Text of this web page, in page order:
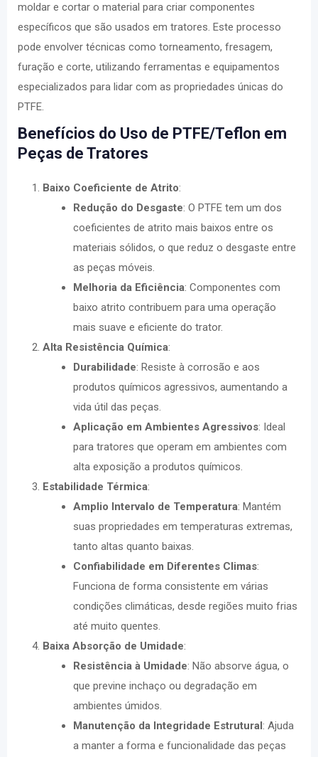
moldar e cortar o material para criar componentes
específicos que são usados em tratores. Este processo
pode envolver técnicas como torneamento, fresagem,
furação e corte, utilizando ferramentas e equipamentos
especializados para lidar com as propriedades únicas do
PTFE.
Benefícios do Uso de PTFE/Teflon em
Peças de Tratores
Baixo Coeficiente de Atrito:
Redução do Desgaste: O PTFE tem um dos
coeficientes de atrito mais baixos entre os
materiais sólidos, o que reduz o desgaste entre
as peças móveis.
Melhoria da Eficiência: Componentes com
baixo atrito contribuem para uma operação
mais suave e eficiente do trator.
Alta Resistência Química:
Durabilidade: Resiste à corrosão e aos
produtos químicos agressivos, aumentando a
vida útil das peças.
Aplicação em Ambientes Agressivos: Ideal
para tratores que operam em ambientes com
alta exposição a produtos químicos.
Estabilidade Térmica:
Amplio Intervalo de Temperatura: Mantém
suas propriedades em temperaturas extremas,
tanto altas quanto baixas.
Confiabilidade em Diferentes Climas:
Funciona de forma consistente em várias
condições climáticas, desde regiões muito frias
até muito quentes.
Baixa Absorção de Umidade:
Resistência à Umidade: Não absorve água, o
que previne inchaço ou degradação em
ambientes úmidos.
Manutenção da Integridade Estrutural: Ajuda
a manter a forma e funcionalidade das peças